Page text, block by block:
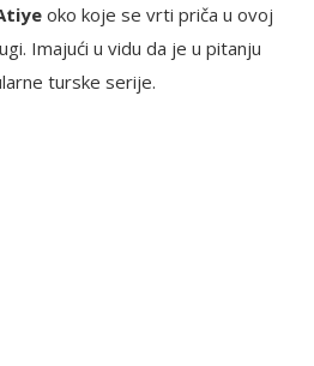
oko koje se vrti priča u ovoj
Imajući u vidu da je u pitanju
turske serije.